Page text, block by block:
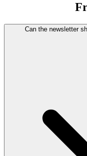
Can the newsletter